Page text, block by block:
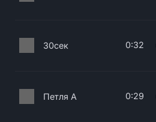
30сек 0:32
Петля A 0:29